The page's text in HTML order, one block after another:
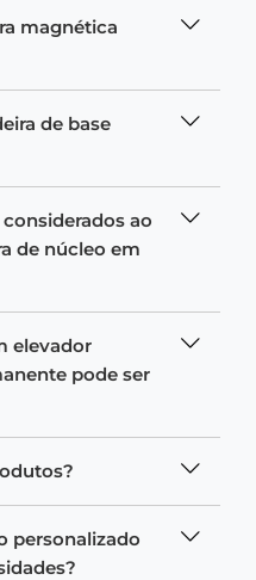
magnética
de base
ao
de núcleo em
elevador
pode ser
personalizado